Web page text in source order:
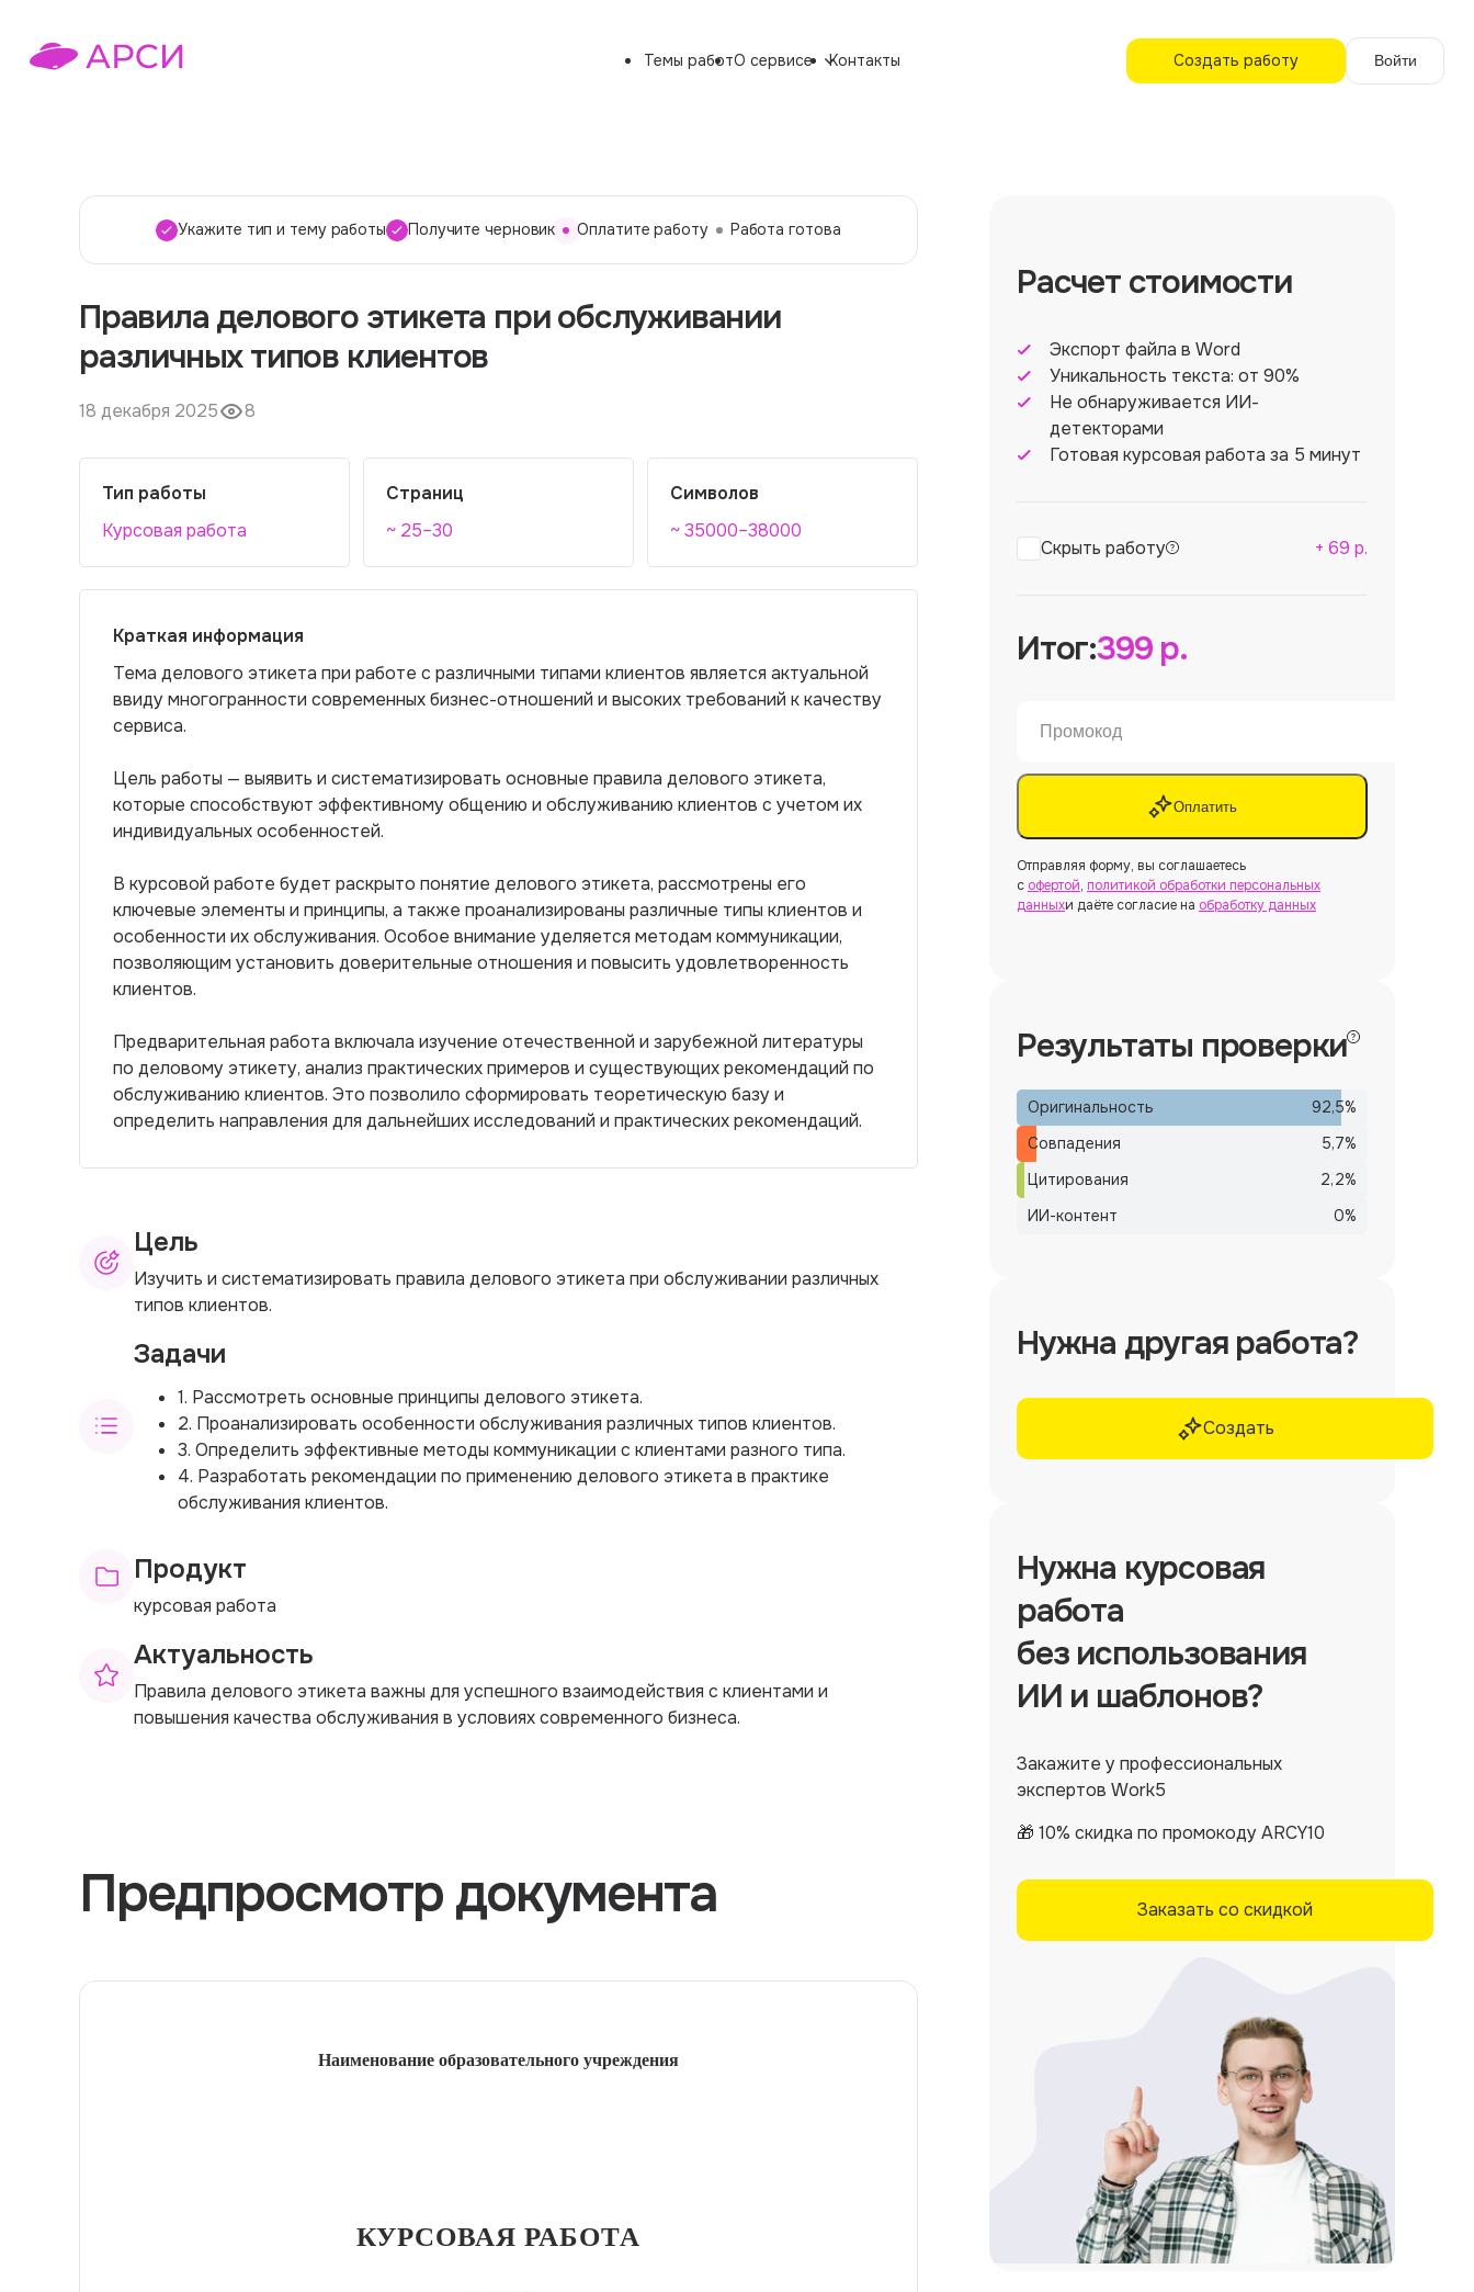
Темы работО сервисе Контакты Создать работу Войти
Укажите тип и тему работы Получите черновик Оплатите работу Работа готова
Правила делового этикета при обслуживании
различных типов клиентов
18 декабря 2025 8
Тип работы
Курсовая работа
Страниц
~ 25–30
Символов
~ 35000–38000
Краткая информация
Тема делового этикета при работе с различными типами клиентов является актуальной
ввиду многогранности современных бизнес-отношений и высоких требований к качеству
сервиса.
Цель работы — выявить и систематизировать основные правила делового этикета,
которые способствуют эффективному общению и обслуживанию клиентов с учетом их
индивидуальных особенностей.
В курсовой работе будет раскрыто понятие делового этикета, рассмотрены его
ключевые элементы и принципы, а также проанализированы различные типы клиентов и
особенности их обслуживания. Особое внимание уделяется методам коммуникации,
позволяющим установить доверительные отношения и повысить удовлетворенность
клиентов.
Предварительная работа включала изучение отечественной и зарубежной литературы
по деловому этикету, анализ практических примеров и существующих рекомендаций по
обслуживанию клиентов. Это позволило сформировать теоретическую базу и
определить направления для дальнейших исследований и практических рекомендаций.
Цель
Изучить и систематизировать правила делового этикета при обслуживании различных
типов клиентов.
Задачи
1. Рассмотреть основные принципы делового этикета.
2. Проанализировать особенности обслуживания различных типов клиентов.
3. Определить эффективные методы коммуникации с клиентами разного типа.
4. Разработать рекомендации по применению делового этикета в практике
обслуживания клиентов.
Продукт
курсовая работа
Актуальность
Правила делового этикета важны для успешного взаимодействия с клиентами и
повышения качества обслуживания в условиях современного бизнеса.
Предпросмотр документа
Наименование образовательного учреждения
КУРСОВАЯ РАБОТА
Расчет стоимости
Экспорт файла в Word
Уникальность текста: от 90%
Не обнаруживается ИИ-
детекторами
Готовая курсовая работа за 5 минут
Скрыть работу + 69 р.
Итог:399р.
Оплатить
Отправляя форму, вы соглашаетесь
с офертой, политикой обработки персональных
данныхи даёте согласие на обработку данных
Результаты проверки
Оригинальность 92,5%
Совпадения
5,7%
Цитирования
2,2%
ИИ-контент
0%
Нужна другая работа?
Создать
Нужна курсовая
работа
без использования
ИИ и шаблонов?
Закажите у профессиональных
экспертов Work5
🎁 10% скидка по промокоду ARCY10
Заказать со скидкой